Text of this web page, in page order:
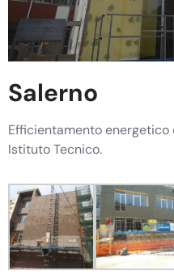
Salerno
Efficientamento
Istituto Tecnico.